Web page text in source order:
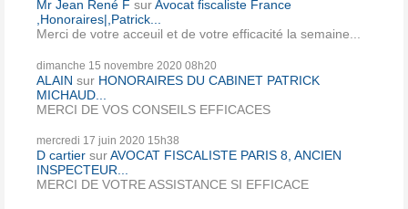
Mr Jean René F surAvocat fiscaliste France
,Honoraires|,Patrick...
Merci de votre acceuil et de votre efficacité la semaine...
dimanche 15 novembre 2020 08h20
ALAIN sur HONORAIRES DU CABINET PATRICK
MICHAUD...
MERCI DE VOS CONSEILS EFFICACES
mercredi 17 juin 2020 15h38
D cartier surAVOCAT FISCALISTE PARIS 8, ANCIEN
INSPECTEUR...
MERCI DE VOTRE ASSISTANCE SI EFFICACE